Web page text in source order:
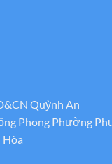
Quỳnh An
Phong Phường
Hòa